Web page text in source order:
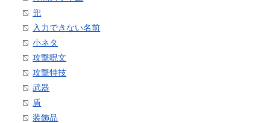
兜
入力できない名前
小ネタ
攻撃呪文
攻撃特技
武器
盾
装飾品